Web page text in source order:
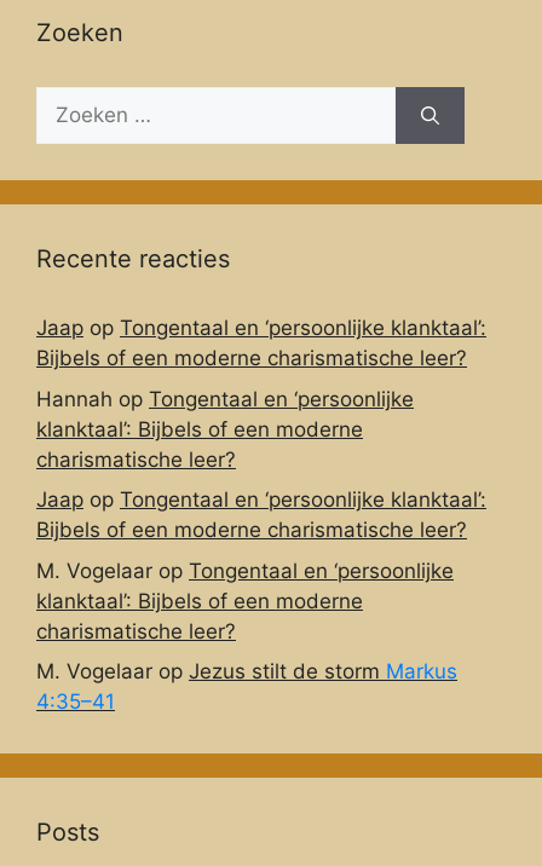
Zoeken
Zoeken
Recente reacties
Jaap op Tongentaal en ‘persoonlijke klanktaal’:
Bijbels of een moderne charismatische leer?
Hannah op Tongentaal en ‘persoonlijke
klanktaal’: Bijbels of een moderne
charismatische leer?
Jaap op Tongentaal en ‘persoonlijke klanktaal’:
Bijbels of een moderne charismatische leer?
M. Vogelaar op Tongentaal en ‘persoonlijke
klanktaal’: Bijbels of een moderne
charismatische leer?
M. Vogelaar op Jezus stilt de storm Markus
4:35–41
Posts